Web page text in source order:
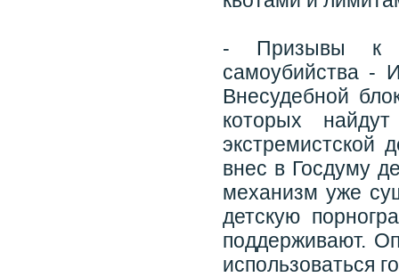
- Призывы к
самоубийства -
Внесудебной
которых
экстремистской
внес в Госдуму
механизм уже
детскую
поддерживают.
использоваться